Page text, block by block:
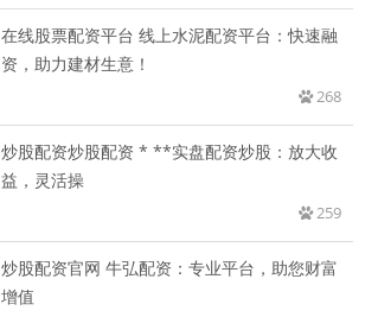
在线股票配资平台 线上水泥配资平台：快速融
资，助力建材生意！
268
炒股配资炒股配资 * **实盘配资炒股：放大收
益，灵活操
259
炒股配资官网 牛弘配资：专业平台，助您财富
增值